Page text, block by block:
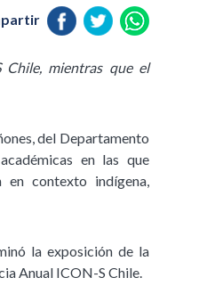
Chile, mientras que el
del Departamento
en las que
en contexto indígena,
la exposición de la
Anual ICON-S Chile.